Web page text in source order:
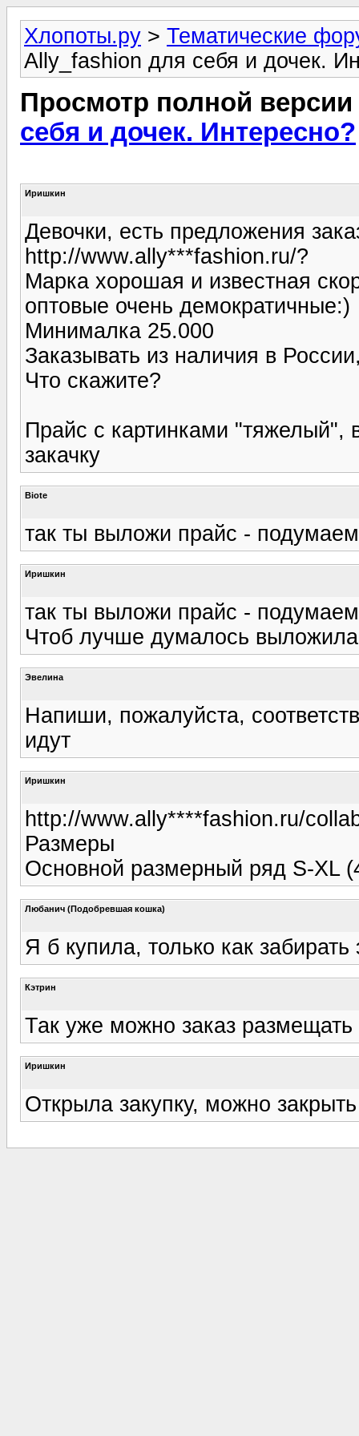
Хлопоты.ру > Тематические
Аlly_fashion для себя и дочек.
Просмотр полной
себя и дочек. Интересно?
Иришкин
Девочки, есть предложения
http://www.ally***fashion.ru/?
Марка хорошая и известная
оптовые очень демократичные:)
Минималка 25.000
Заказывать из наличия в
Что скажите?
Прайс с картинками "тяжелый",
закачку
Biote
так ты выложи прайс -
Иришкин
так ты выложи прайс -
Чтоб лучше думалось
Эвелина
Напиши, пожалуйста,
идут
Иришкин
http://www.ally****fashion.ru/
Размеры
Основной размерный ряд S-XL
Любанич (Подобревшая кошка)
Я б купила, только как забирать
Кэтрин
Так уже можно заказ
Иришкин
Открыла закупку, можно